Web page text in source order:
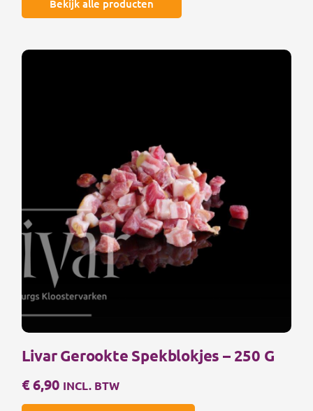
Bekijk alle producten
Livar Gerookte Spekblokjes – 250 G
€6,90 INCL. BTW